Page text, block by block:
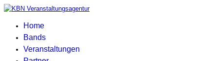
Home
Bands
Veranstaltungen